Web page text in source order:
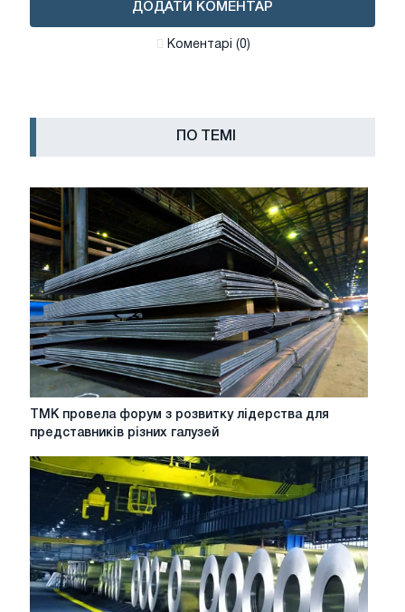
ДОДАТИ КОМЕНТАР
Коментарі (0)
ПО ТЕМІ
ТМК
з
розвитку
лідерства
представників
різних
галузей
ТМК провела форум з розвитку лідерства для
представників різних галузей